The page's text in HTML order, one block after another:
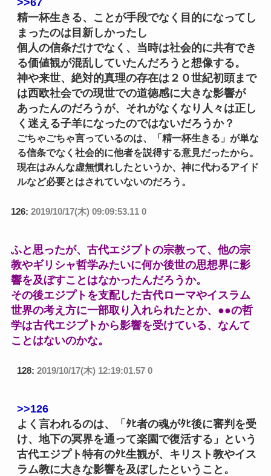
精一杯生きる、ことが手段でなく目的になってし
まったのは目新しかったし
個人の信条だけでなく、当時は社会的に共有でき
る価値観が混乱していたんだろうと想像する。
神や来世、絶対的真理の存在は２０世紀初頭まで
は西欧社会での現世での道徳感に大きな影響が
あったんのだろうが、それがなくなり人々は正し
く迷える子羊になったのではないだろうか？
ごちゃごちゃ言っているのは、「精一杯生きる」が単な
る信条でなく社会的に他者を説得する意見だったから。
現在はみんな虚無慣れしたというか、神に代わるアイド
ルなど必要とはされていないのだろう。
126: 2019/10/17(木) 09:09:53.11 0
ふと思ったが、古代エジプトの宗教って、他の宗
教やギリシャ哲学みたいに何か後世の思想界に影
響を及ぼすことはなかったんだろうか。
その後エジプトを支配した古代ローマやイスラム
世界の考え方に一部取り入れられたとか、●●の哲
学は古代エジプトから影響を受けている、なんて
ことはないのかな。
128: 2019/10/17(木) 12:19:01.57 0
>>126
よく言われるのは、「ﾀﾋ者の魂がﾀﾋ後に審判を受
け、地下の冥界を通って楽園で復活する」という
古代エジプト特有のﾀﾋ生観が、キリスト教やイス
ラム教に大きな影響を及ぼしたということ。